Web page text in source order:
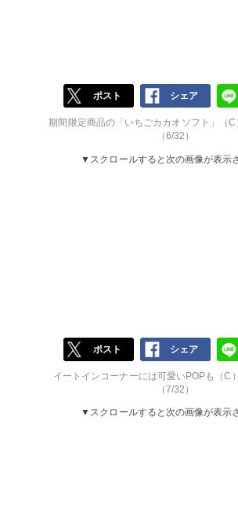
ポスト シェア
期間限定商品の「いちごカカオソフト」（C
（6/32）
▼スクロールすると次の画像が表示
ポスト シェア
イートインコーナーには可愛いPOPも（C
（7/32）
▼スクロールすると次の画像が表示